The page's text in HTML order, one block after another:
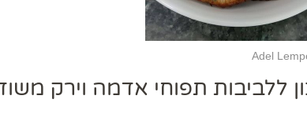
Adel
ללביבות תפוחי אדמה וירק